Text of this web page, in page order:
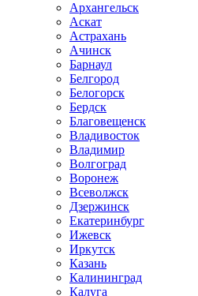
Архангельск
Аскат
Астрахань
Ачинск
Барнаул
Белгород
Белогорск
Бердск
Благовещенск
Владивосток
Владимир
Волгоград
Воронеж
Всеволжск
Дзержинск
Екатеринбург
Ижевск
Иркутск
Казань
Калининград
Калуга